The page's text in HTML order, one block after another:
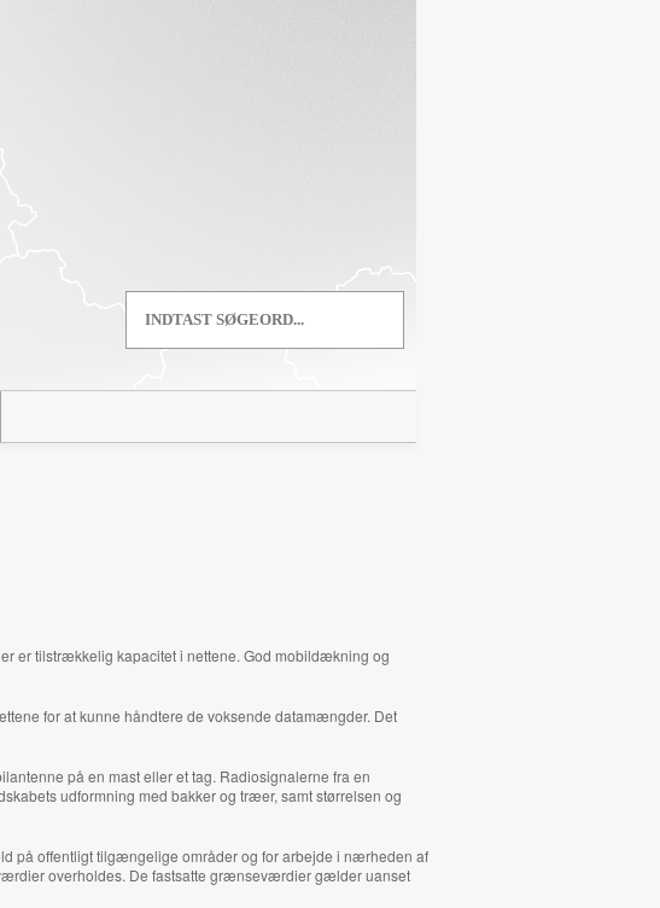
er tilstrækkelig kapacitet i nettene. God mobildækning og
for at kunne håndtere de voksende datamængder. Det
på en mast eller et tag. Radiosignalerne fra en
udformning med bakker og træer, samt størrelsen og
på offentligt tilgængelige områder og for arbejde i nærheden af
overholdes. De fastsatte grænseværdier gælder uanset